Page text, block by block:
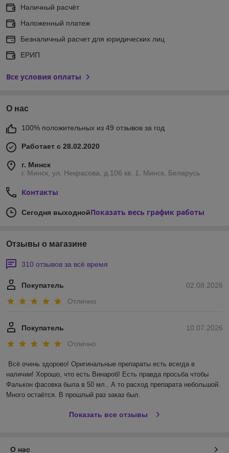
Наличный расчёт
Наложенный платеж
Безналичный расчет для юридических лиц
ЕРИП
Все условия оплаты
О нас
100% положительных из 49 отзывов за год
Работает с 28.02.2020
г. Минск
г. Минск, ул. Некрасова, д.106 кв. 1, Минск, Беларусь
Контакты
Сегодня выходнойПоказать весь график работы
Отзывы о магазине
310 отзывов за всё время
02.08.2026
Покупатель
Отлично
10.07.2026
Покупатель
Отлично
Всё очень здорово! Оригинальные препараты есть всегда в
наличии! Хорошо, что есть Винароб! Есть правда просьба чтобы
Фалькон фасовка была в 50 мл.. А то расход препарата небольшой.
Много остаётся. В прошлый раз заказ был.
Показать все отзывы
О нас